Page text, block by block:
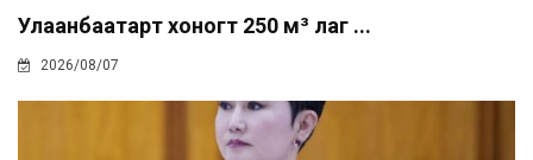
Улаанбаатарт хоногт 250 м³ лаг ...
2026/08/07